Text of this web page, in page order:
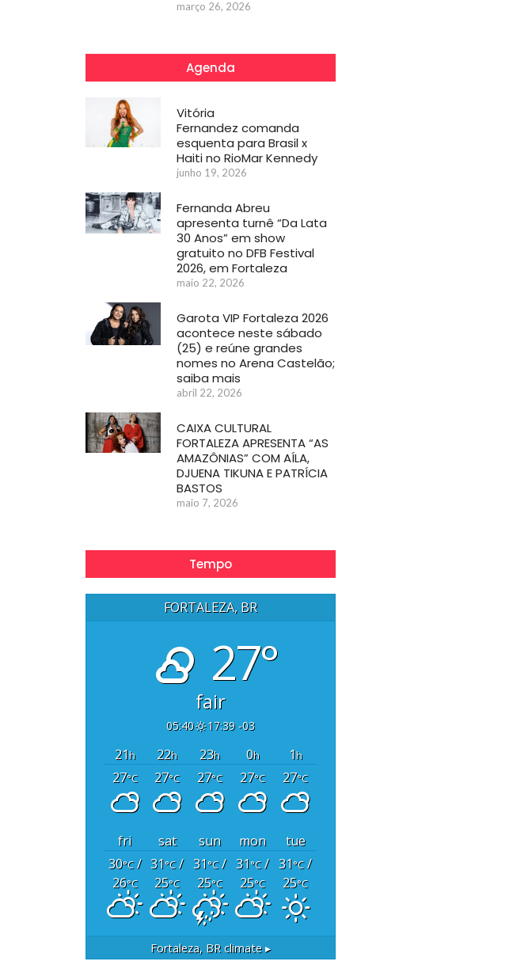
março 26, 2026
Agenda
Vitória
Fernandez comanda
esquenta para Brasil x
Haiti no RioMar Kennedy
junho 19, 2026
Fernanda Abreu
apresenta turnê “Da Lata
30 Anos” em show
gratuito no DFB Festival
2026, em Fortaleza
maio 22, 2026
Garota VIP Fortaleza 2026
acontece neste sábado
(25) e reúne grandes
nomes no Arena Castelão;
saiba mais
abril 22, 2026
CAIXA CULTURAL
FORTALEZA APRESENTA “AS
AMAZÔNIAS” COM AÍLA,
DJUENA TIKUNA E PATRÍCIA
BASTOS
maio 7, 2026
Tempo
FORTALEZA, BR
27°
fair
05:40 17:39 -03
21h 22h 23h 0h 1h
27°C 27°C 27°C 27°C 27°C
fri sat sun mon
tue
30°C/
26°C
31°C/
25°C
31°C/
25°C
31°C/
25°C
31°C/
25°C
Fortaleza, BR climate ▸